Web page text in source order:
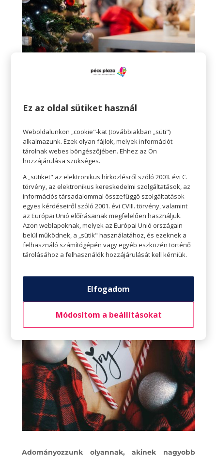
hogy semmit nem vásárolhatunk. Csak azt
körültekintőbben tesszük. Írhatunk listát is, ha az
segít. Nem vásárolunk össze-vissza, célirányosan
látogatjuk az üzleteket az üzletközpontban. Ha a
minden távoli ismerősnek. Rendszerezzük, ki az,
aki kap, szorítkozzunk a szűkebb családra.
Készítsünk saját kezűleg ajándékot
Egy kis kreativitással kevés pénzből is nagyszerű
ajándékok készíthetők. Az interneten kis
keresgéléssel remek ötletekre lehet bukkanni, a
alapanyagok, ügyesség és egy kis kitartás.
Adományozzunk olyannak, akinek nagyobb
Ez az oldal sütiket használ
Weboldalunkon „cookie"-kat (továbbiakban „süti")
alkalmazunk. Ezek olyan fájlok, melyek információt
tárolnak webes böngészőjében. Ehhez az Ön
hozzájárulása szükséges.
A „sütiket" az elektronikus hírközlésről szóló 2003. évi C.
törvény, az elektronikus kereskedelmi szolgáltatások, az
információs társadalommal összefüggő szolgáltatások
egyes kérdéseiről szóló 2001. évi CVIII. törvény, valamint
az Európai Unió előírásainak megfelelően használjuk.
Azon weblapoknak, melyek az Európai Unió országain
belül működnek, a „sütik" használatához, és ezeknek a
felhasználó számítógépén vagy egyéb eszközén történő
tárolásához a felhasználók hozzájárulását kell kérniük.
Elfogadom
Módosítom a beállításokat